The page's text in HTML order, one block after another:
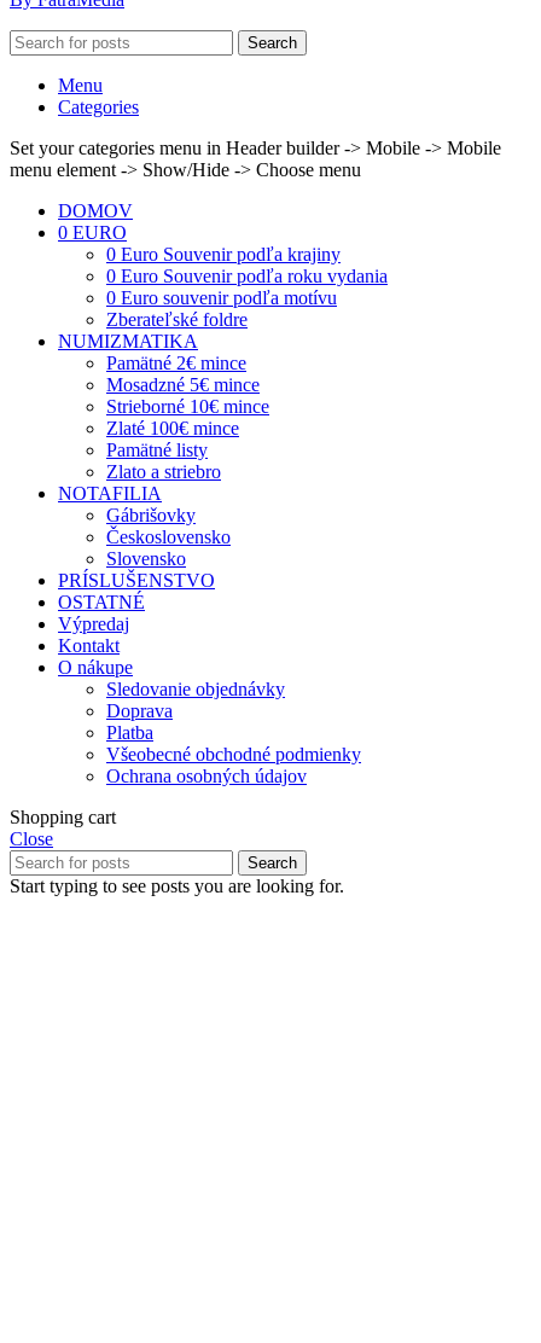
Search
Menu
Categories
Set your categories menu in Header builder -> Mobile -> Mobile
menu element -> Show/Hide -> Choose menu
DOMOV
0 EURO
0 Euro Souvenir podľa krajiny
0 Euro Souvenir podľa roku vydania
0 Euro souvenir podľa motívu
Zberateľské foldre
NUMIZMATIKA
Pamätné 2€ mince
Mosadzné 5€ mince
Strieborné 10€ mince
Zlaté 100€ mince
Pamätné listy
Zlato a striebro
NOTAFILIA
Gábrišovky
Československo
Slovensko
PRÍSLUŠENSTVO
OSTATNÉ
Výpredaj
Kontakt
O nákupe
Sledovanie objednávky
Doprava
Platba
Všeobecné obchodné podmienky
Ochrana osobných údajov
Shopping cart
Close
Search
Start typing to see posts you are looking for.